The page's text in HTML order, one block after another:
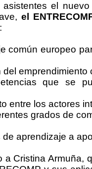
el
el
común europeo
que se
entre los actores
grados de
aprendizaje a
a Cristina Armuña,